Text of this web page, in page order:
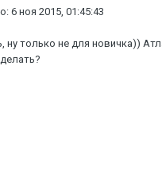
6 ноя 2015, 01:45:43
ну только не для новичка))